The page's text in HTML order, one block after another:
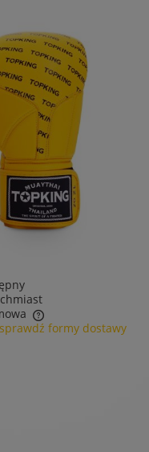
płatności
sprawdź formy dostawy